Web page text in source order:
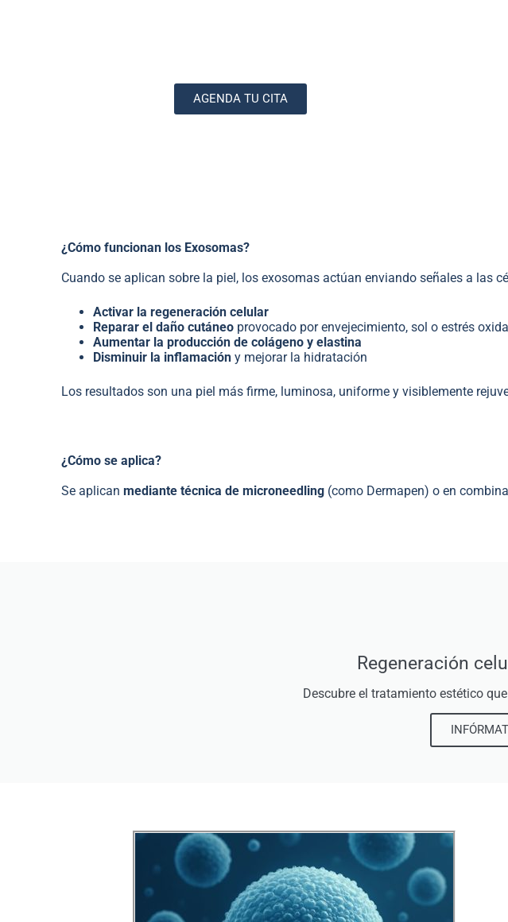
AGENDA TU CITA
¿Cómo funcionan los Exosomas?
Cuando se aplican sobre la piel, los exosomas actúan enviando señales a las
Activar la regeneración celular
Reparar el daño cutáneo provocado por envejecimiento, sol o estrés
Aumentar la producción de colágeno y elastina
Disminuir la inflamación y mejorar la hidratación
Los resultados son una piel más firme, luminosa, uniforme y visiblemente
¿Cómo se aplica?
Se aplicanmediante técnica de microneedling (como Dermapen) o en
Regeneración
Descubre el tratamiento estético